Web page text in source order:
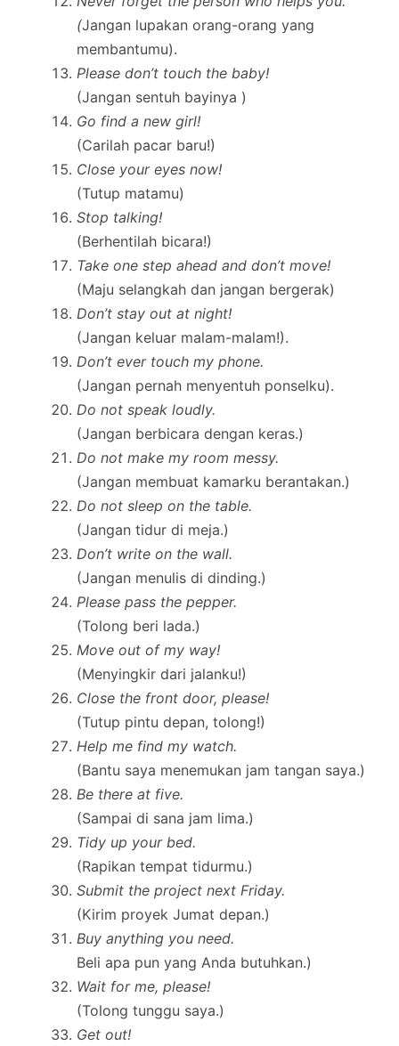
(Jangan lupakan orang-orang yang
membantumu).
Please don’t touch the baby!
(Jangan sentuh bayinya )
Go find a new girl!
(Carilah pacar baru!)
Close your eyes now!
(Tutup matamu)
Stop talking!
(Berhentilah bicara!)
Take one step ahead and don’t move!
(Maju selangkah dan jangan bergerak)
Don’t stay out at night!
(Jangan keluar malam-malam!).
Don’t ever touch my phone.
(Jangan pernah menyentuh ponselku).
Do not speak loudly.
(Jangan berbicara dengan keras.)
Do not make my room messy.
(Jangan membuat kamarku berantakan.)
Do not sleep on the table.
(Jangan tidur di meja.)
Don’t write on the wall.
(Jangan menulis di dinding.)
Please pass the pepper.
(Tolong beri lada.)
Move out of my way!
(Menyingkir dari jalanku!)
Close the front door, please!
(Tutup pintu depan, tolong!)
Help me find my watch.
(Bantu saya menemukan jam tangan saya.)
Be there at five.
(Sampai di sana jam lima.)
Tidy up your bed.
(Rapikan tempat tidurmu.)
Submit the project next Friday.
(Kirim proyek Jumat depan.)
Buy anything you need.
Beli apa pun yang Anda butuhkan.)
Wait for me, please!
(Tolong tunggu saya.)
Get out!